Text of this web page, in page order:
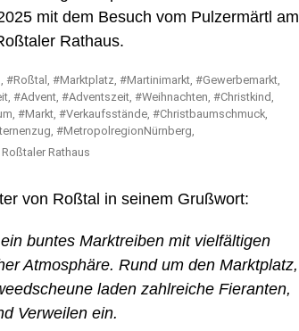
mit dem Besuch vom Pulzermärtl am
Rathaus.
Rathaus
von Roßtal in seinem Grußwort:
buntes Marktreiben mit vielfältigen
Atmosphäre. Rund um den Marktplatz,
laden zahlreiche Fieranten,
Verweilen ein.